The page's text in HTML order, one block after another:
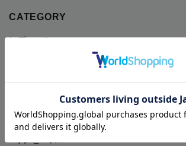
CATEGORY
レディース
ドレスシャツ
トップス